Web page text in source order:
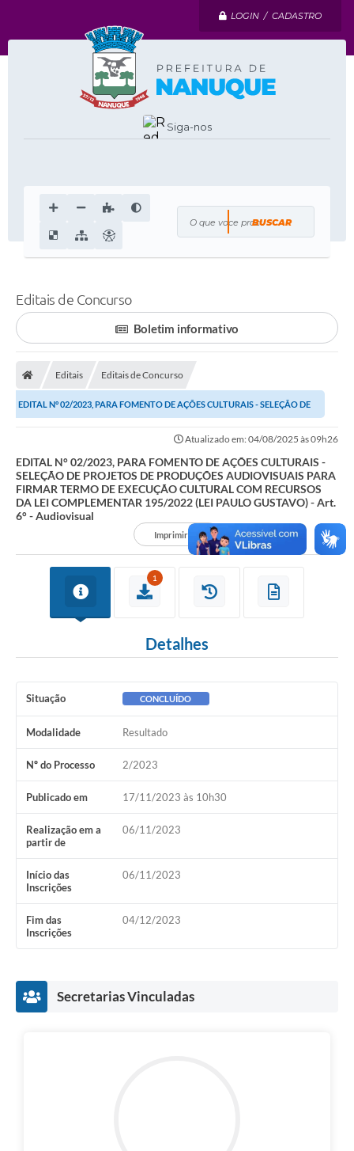
LOGIN / CADASTRO
Siga-nos
O que voce procura?
Editais de Concurso
Boletim informativo
Editais Editais de Concurso
EDITAL N° 02/2023, PARA FOMENTO DE AÇÕES CULTURAIS - SELEÇÃO DE
PROJETOS DE PRODUÇÕES AUDIOVISUAIS PARA...
Atualizado em: 04/08/2025 às 09h26
EDITAL N° 02/2023, PARA FOMENTO DE AÇÕES CULTURAIS -
SELEÇÃO DE PROJETOS DE PRODUÇÕES AUDIOVISUAIS PARA
FIRMAR TERMO DE EXECUÇÃO CULTURAL COM RECURSOS
DA LEI COMPLEMENTAR 195/2022 (LEI PAULO GUSTAVO) - Art.
6° - Audiovisual
Imprimir
1
Detalhes
Situação CONCLUÍDO
Modalidade Resultado
Nº do Processo 2/2023
Publicado em 17/11/2023 às 10h30
Realização em a
partir de
06/11/2023
Início das
Inscrições
06/11/2023
Fim das
Inscrições
04/12/2023
Secretarias Vinculadas